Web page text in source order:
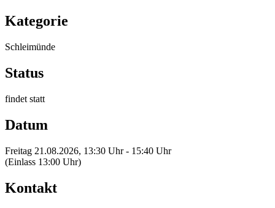
Kategorie
Schleimünde
Status
findet statt
Datum
Freitag 21.08.2026, 13:30 Uhr - 15:40 Uhr
(Einlass 13:00 Uhr)
Kontakt